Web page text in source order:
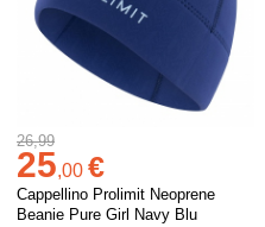
26,99
25,00 €
Cappellino Prolimit Neoprene
Beanie Pure Girl Navy Blu